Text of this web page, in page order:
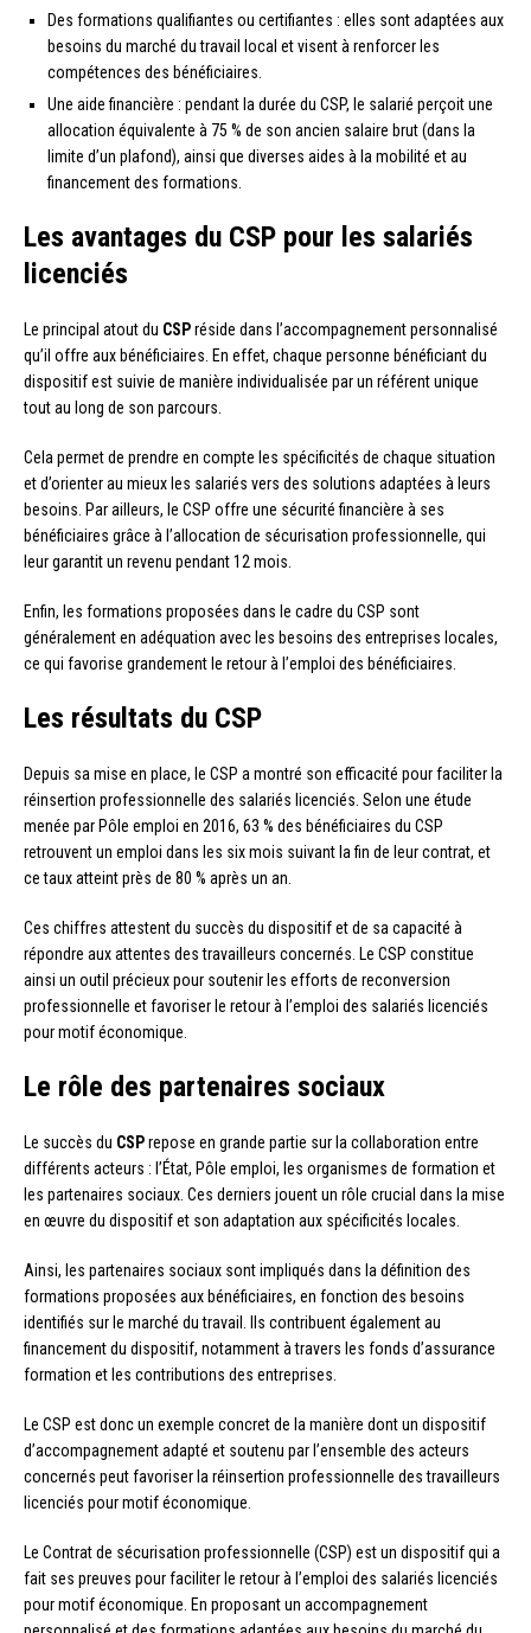
Des formations qualifiantes ou certifiantes : elles sont adaptées aux
besoins du marché du travail local et visent à renforcer les
compétences des bénéficiaires.
Une aide financière : pendant la durée du CSP, le salarié perçoit une
allocation équivalente à 75 % de son ancien salaire brut (dans la
limite d’un plafond), ainsi que diverses aides à la mobilité et au
financement des formations.
Les avantages du CSP pour les salariés
licenciés
Le principal atout du CSPréside dans l’accompagnement personnalisé
qu’il offre aux bénéficiaires. En effet, chaque personne bénéficiant du
dispositif est suivie de manière individualisée par un référent unique
tout au long de son parcours.
Cela permet de prendre en compte les spécificités de chaque situation
et d’orienter au mieux les salariés vers des solutions adaptées à leurs
besoins. Par ailleurs, le CSP offre une sécurité financière à ses
bénéficiaires grâce à l’allocation de sécurisation professionnelle, qui
leur garantit un revenu pendant 12 mois.
Enfin, les formations proposées dans le cadre du CSP sont
généralement en adéquation avec les besoins des entreprises locales,
ce qui favorise grandement le retour à l’emploi des bénéficiaires.
Les résultats du CSP
Depuis sa mise en place, le CSP a montré son efficacité pour faciliter la
réinsertion professionnelle des salariés licenciés. Selon une étude
menée par Pôle emploi en 2016, 63 % des bénéficiaires du CSP
retrouvent un emploi dans les six mois suivant la fin de leur contrat, et
ce taux atteint près de 80 % après un an.
Ces chiffres attestent du succès du dispositif et de sa capacité à
répondre aux attentes des travailleurs concernés. Le CSP constitue
ainsi un outil précieux pour soutenir les efforts de reconversion
professionnelle et favoriser le retour à l’emploi des salariés licenciés
pour motif économique.
Le rôle des partenaires sociaux
Le succès du CSPrepose en grande partie sur la collaboration entre
différents acteurs : l’État, Pôle emploi, les organismes de formation et
les partenaires sociaux. Ces derniers jouent un rôle crucial dans la mise
en œuvre du dispositif et son adaptation aux spécificités locales.
Ainsi, les partenaires sociaux sont impliqués dans la définition des
formations proposées aux bénéficiaires, en fonction des besoins
identifiés sur le marché du travail. Ils contribuent également au
financement du dispositif, notamment à travers les fonds d’assurance
formation et les contributions des entreprises.
Le CSP est donc un exemple concret de la manière dont un dispositif
d’accompagnement adapté et soutenu par l’ensemble des acteurs
concernés peut favoriser la réinsertion professionnelle des travailleurs
licenciés pour motif économique.
Le Contrat de sécurisation professionnelle (CSP) est un dispositif qui a
fait ses preuves pour faciliter le retour à l’emploi des salariés licenciés
pour motif économique. En proposant un accompagnement